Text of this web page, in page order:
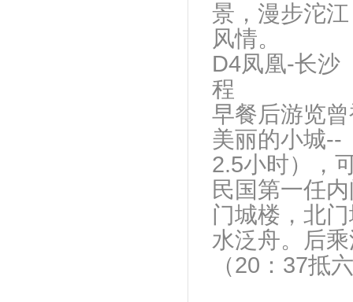
景，漫步沱
风
D4凤凰-长沙
程 （
早餐后游览
美丽的小城--
2.5小时），
民国第一任
门城楼，北
水泛舟。后
（20：37